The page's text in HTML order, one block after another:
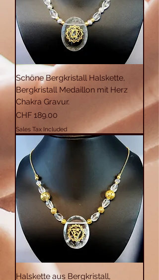
Schöne Bergkristall Halskette,
Bergkristall Medaillon mit Herz
Chakra Gravur.
Price
CHF 189.00
Sales Tax Included
Halskette aus Bergkristall,